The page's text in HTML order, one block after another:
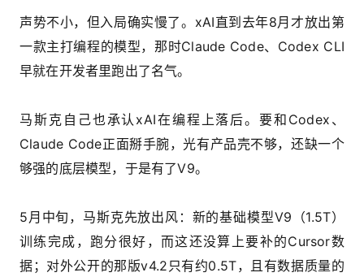
声势不小，但入局确实慢了。xAI直到去年8月才放出第
一款主打编程的模型，那时Claude Code、Codex CLI
早就在开发者里跑出了名气。
马斯克自己也承认xAI在编程上落后。要和Codex、
Claude Code正面掰手腕，光有产品壳不够，还缺一个
够强的底层模型，于是有了V9。
5月中旬，马斯克先放出风：新的基础模型V9（1.5T）
训练完成，跑分很好，而这还没算上要补的Cursor数
据；对外公开的那版v4.2只有约0.5T，且有数据质量的